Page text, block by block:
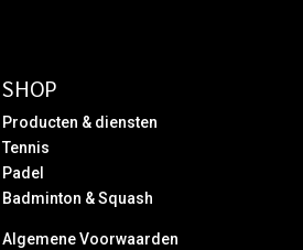
SHOP
Producten & diensten
Tennis
Padel
Badminton & Squash
Algemene Voorwaarden